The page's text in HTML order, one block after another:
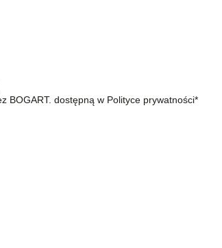
BOGART. dostępną w Polityce prywatności*